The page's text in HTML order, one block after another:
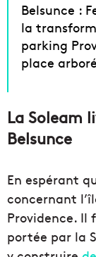
Belsunce :
la
parking
place
La Soleam
Belsunce
En espérant
concernant
Providence.
portée par la